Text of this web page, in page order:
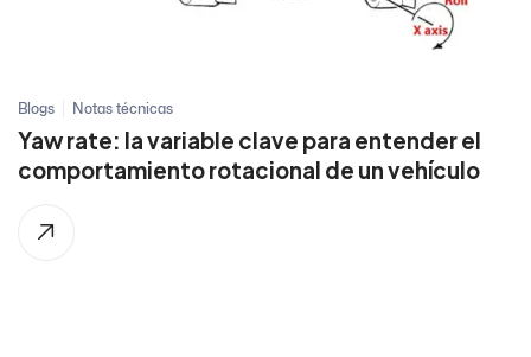
Blogs Notas técnicas
Yaw rate: la variable clave para entender el
comportamiento rotacional de un vehículo